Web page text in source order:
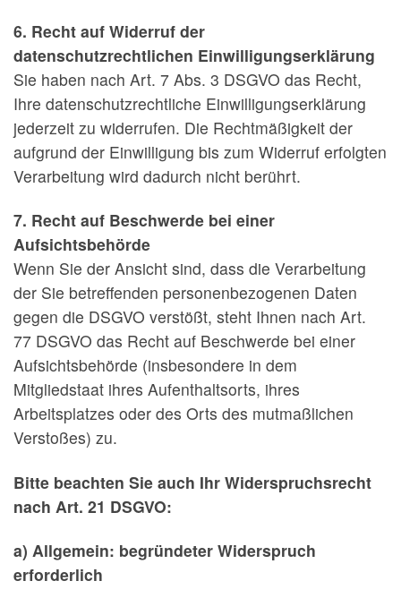
6. Recht auf Widerruf der
datenschutzrechtlichen Einwilligungserklärung
Sie haben nach Art. 7 Abs. 3 DSGVO das Recht,
Ihre datenschutzrechtliche Einwilligungserklärung
jederzeit zu widerrufen. Die Rechtmäßigkeit der
aufgrund der Einwilligung bis zum Widerruf erfolgten
Verarbeitung wird dadurch nicht berührt.
7. Recht auf Beschwerde bei einer
Aufsichtsbehörde
Wenn Sie der Ansicht sind, dass die Verarbeitung
der Sie betreffenden personenbezogenen Daten
gegen die DSGVO verstößt, steht Ihnen nach Art.
77 DSGVO das Recht auf Beschwerde bei einer
Aufsichtsbehörde (insbesondere in dem
Mitgliedstaat ihres Aufenthaltsorts, ihres
Arbeitsplatzes oder des Orts des mutmaßlichen
Verstoßes) zu.
Bitte beachten Sie auch Ihr Widerspruchsrecht
nach Art. 21 DSGVO:
a) Allgemein: begründeter Widerspruch
erforderlich